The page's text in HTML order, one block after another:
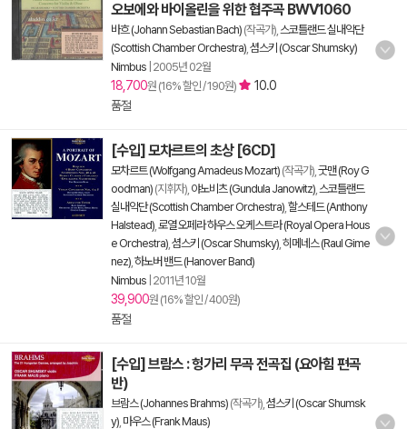
오보에와 바이올린을 위한 협주곡 BWV1060
바흐 (Johann Sebastian Bach) (작곡가), 스코틀랜드 실내악단
(Scottish Chamber Orchestra) 셤스키 (Oscar Shumsky)
Nimbus 2005년 02월
18,700원 (16% 할인 / 190원)
10.0
품절
[수입] 모차르트의 초상 [6CD]
모차르트 (Wolfgang Amadeus Mozart) (작곡가), 굿맨 (Roy G
oodman) (지휘자), 야노비츠 (Gundula Janowitz) 스코틀랜드
실내악단 (Scottish Chamber Orchestra) 할스테드 (Anthony
Halstead) 로열 오페라 하우스 오케스트라 (Royal Opera Hous
e Orchestra) 셤스키 (Oscar Shumsky) 히메네스 (Raul Gime
nez) 하노버 밴드 (Hanover Band)
Nimbus 2011년 10월
39,900원 (16% 할인 / 400원)
품절
[수입] 브람스 : 헝가리 무곡 전곡집 (요아힘 편곡
반)
브람스 (Johannes Brahms) (작곡가), 셤스키 (Oscar Shumsk
y) 마우스 (Frank Maus)